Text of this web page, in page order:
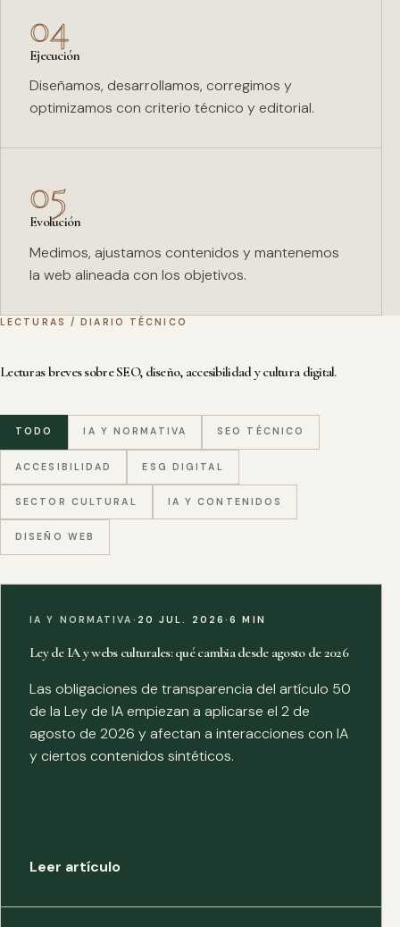
04
Ejecución
Diseñamos, desarrollamos, corregimos y
optimizamos con criterio técnico y editorial.
05
Evolución
Medimos, ajustamos contenidos y mantenemos
la web alineada con los objetivos.
LECTURAS / DIARIO TÉCNICO
Lecturas breves sobre SEO, diseño, accesibilidad y cultura digital.
TODO IA Y NORMATIVA SEO TÉCNICO
ACCESIBILIDAD ESG DIGITAL
SECTOR CULTURAL IA Y CONTENIDOS
DISEÑO WEB
IA Y NORMATIVA · 20 JUL. 2026·6 MIN
Ley de IA y webs culturales: qué cambia desde agosto de 2026
Las obligaciones de transparencia del artículo 50
de la Ley de IA empiezan a aplicarse el 2 de
agosto de 2026 y afectan a interacciones con IA
y ciertos contenidos sintéticos.
Leer artículo